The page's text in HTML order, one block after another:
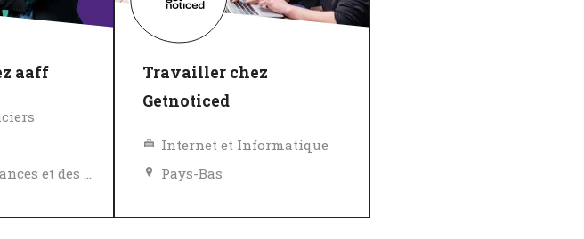
aaff
Égalité des chances et des avantages
Travailler chez
Getnoticed
Internet et Informatique
Pays-Bas